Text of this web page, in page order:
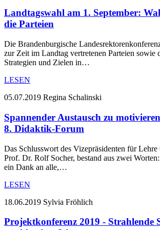
Landtagswahl am 1. September:
die Parteien
Die Brandenburgische
zur Zeit im Landtag vertretenen Parteien sowie
Strategien und Zielen in…
LESEN
05.07.2019 Regina Schalinski
Spannender Austausch zu
8. Didaktik-Forum
Das Schlusswort des Vizepräsidenten für Lehre
Prof. Dr. Rolf Socher, bestand aus zwei
ein Dank an alle,…
LESEN
18.06.2019 Sylvia Fröhlich
Projektkonferenz 2019 - Strahlende